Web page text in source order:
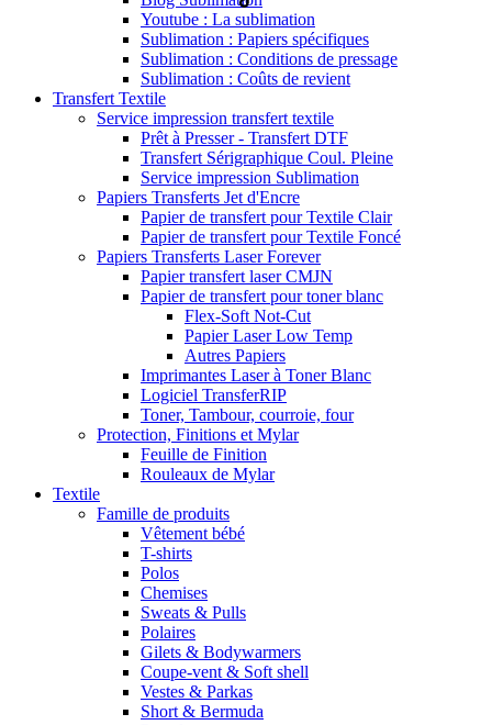
Youtube : La sublimation
Sublimation : Papiers spécifiques
Sublimation : Conditions de pressage
Sublimation : Coûts de revient
Transfert Textile
Service impression transfert textile
Prêt à Presser - Transfert DTF
Transfert Sérigraphique Coul. Pleine
Service impression Sublimation
Papiers Transferts Jet d'Encre
Papier de transfert pour Textile Clair
Papier de transfert pour Textile Foncé
Papiers Transferts Laser Forever
Papier transfert laser CMJN
Papier de transfert pour toner blanc
Flex-Soft Not-Cut
Papier Laser Low Temp
Autres Papiers
Imprimantes Laser à Toner Blanc
Logiciel TransferRIP
Toner, Tambour, courroie, four
Protection, Finitions et Mylar
Feuille de Finition
Rouleaux de Mylar
Textile
Famille de produits
Vêtement bébé
T-shirts
Polos
Chemises
Sweats & Pulls
Polaires
Gilets & Bodywarmers
Coupe-vent & Soft shell
Vestes & Parkas
Short & Bermuda